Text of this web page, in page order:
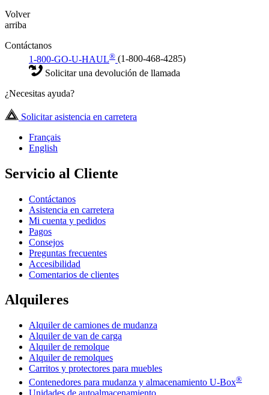
Volver
arriba
Contáctanos
1-800-GO-U-HAUL® (1-800-468-4285)
Solicitar una devolución de llamada
¿Necesitas ayuda?
Solicitar asistencia en carretera
Français
English
Servicio al Cliente
Contáctanos
Asistencia en carretera
Mi cuenta y pedidos
Pagos
Consejos
Preguntas frecuentes
Accesibilidad
Comentarios de clientes
Alquileres
Alquiler de camiones de mudanza
Alquiler de van de carga
Alquiler de remolque
Alquiler de remolques
Carritos y protectores para muebles
Contenedores para mudanza y almacenamiento U-Box®
Unidades de autoalmacenamiento